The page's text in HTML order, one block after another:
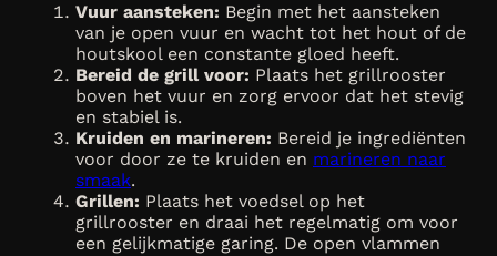
Vuur aansteken: Begin met het aansteken
van je open vuur en wacht tot het hout of de
houtskool een constante gloed heeft.
Bereid de grill voor: Plaats het grillrooster
boven het vuur en zorg ervoor dat het stevig
en stabiel is.
Kruiden en marineren: Bereid je ingrediënten
voor door ze te kruiden en marineren naar
smaak.
Grillen: Plaats het voedsel op het
grillrooster en draai het regelmatig om voor
een gelijkmatige garing. De open vlammen